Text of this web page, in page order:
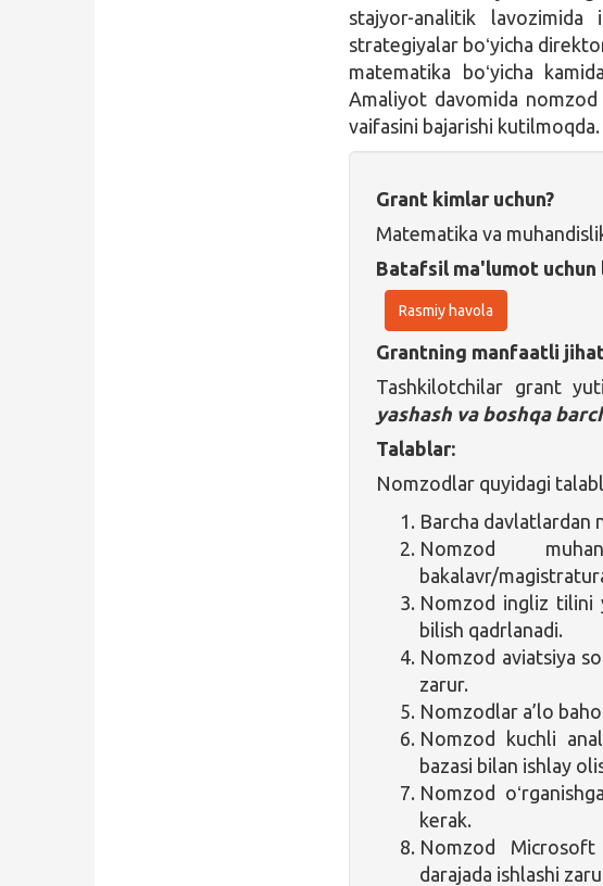
stajyor-analitik lavozimida
strategiyalar boʻyicha
matematika boʻyicha
Amaliyot davomida
vaifasini bajarishi kutilmoqda.
Grant kimlar uchun?
Matematika va
Batafsil ma'lumot uchun
Rasmiy havola
Grantning manfaatli
Tashkilotchilar grant
yashash va boshqa
Talablar:
Nomzodlar quyidagi
Barcha davlatlardan
Nomzod
bakalavr/
Nomzod ingliz tilini
bilish qadrlanadi.
Nomzod aviatsiya
zarur.
Nomzodlar a’lo
Nomzod kuchli
bazasi bilan ishlay
Nomzod
kerak.
Nomzod
darajada ishlashi